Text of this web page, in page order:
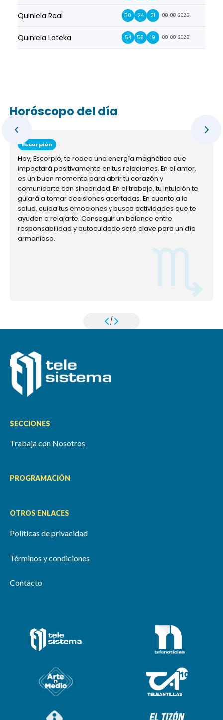
Quiniela Real 50 24 21 08-08-2026
Quiniela Loteka 54 58 19 08-08-2026
Horóscopo del día
Escorpión
Hoy, Escorpio, te rodea una energía magnética que
impactará positivamente en tus relaciones. En el amor,
es un buen momento para abrir tu corazón y
comunicarte con sinceridad. En el trabajo, tu intuición te
guiará a tomar decisiones acertadas. En cuanto a la
salud, cuida tus emociones y busca actividades que te
ayuden a relajarte. Conseguir un balance entre
responsabilidad y autocuidado será clave para un día
armonioso.
/
SECCIONES
Trabaja con Nosotros
PROGRAMACIÓN
OTROS ENLACES
Políticas de privacidad
Términos y condiciones
Contacto